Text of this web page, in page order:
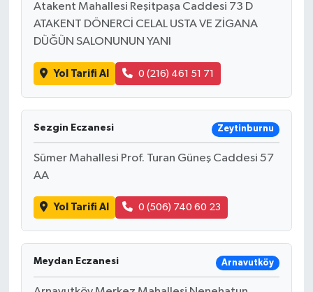
Atakent Mahallesi Reşitpaşa Caddesi 73 D
ATAKENT DÖNERCİ CELAL USTA VE ZİGANA
DÜĞÜN SALONUNUN YANI
Yol Tarifi Al 0 (216) 461 51 71
Sezgin Eczanesi Zeytinburnu
Sümer Mahallesi Prof. Turan Güneş Caddesi 57
AA
Yol Tarifi Al 0 (506) 740 60 23
Meydan Eczanesi Arnavutköy